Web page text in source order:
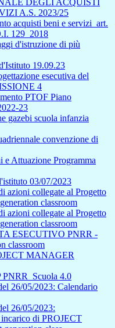
DEGLI ACQUISTI
A.S. 2023/25
acquisti beni e servizi_art.
129_2018
d'istruzione di più
19.09.23
esecutiva del
4
PTOF Piano
23
gazebi scuola infanzia
convenzione di
Attuazione Programma
03/07/2023
azioni collegate al Progetto
classroom
azioni collegate al Progetto
classroom
ESECUTIVO PNRR -
classroom
MANAGER
PNRR_Scuola 4.0
26/05/2023: Calendario
26/05/2023:
di PROJECT